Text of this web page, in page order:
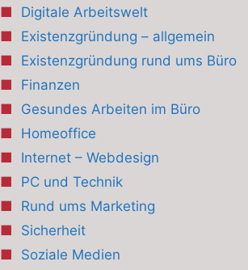
Digitale Arbeitswelt
Existenzgründung – allgemein
Existenzgründung rund ums Büro
Finanzen
Gesundes Arbeiten im Büro
Homeoffice
Internet – Webdesign
PC und Technik
Rund ums Marketing
Sicherheit
Soziale Medien